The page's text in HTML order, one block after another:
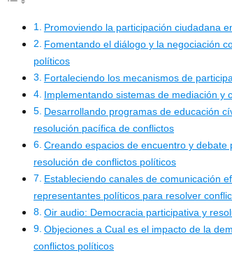
Promoviendo la participación ciudadana
Fomentando el diálogo y la negociación
políticos
Fortaleciendo los mecanismos de
Implementando sistemas de mediación y
Desarrollando programas de educación
resolución pacífica de conflictos
Creando espacios de encuentro y
resolución de conflictos políticos
Estableciendo canales de comunicación
representantes políticos para resolver
Oir audio: Democracia participativa y
Objeciones a Cual es el impacto de la
conflictos políticos